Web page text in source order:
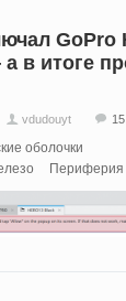
GoPro
в итоге
vdudouyt 15
оболочки
Периферия